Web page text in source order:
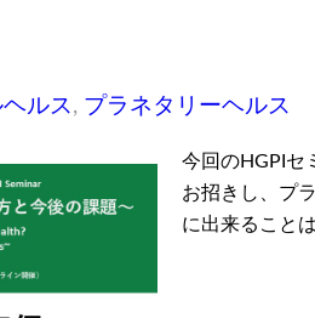
ルス, プラネタリーヘルス
今回のHGPIセ
お招きし、プ
に出来ること